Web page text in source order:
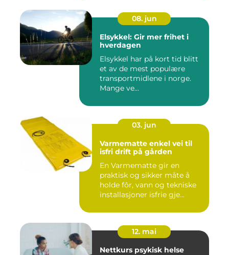
08. jun
Elsykkel: Gir mer frihet i
hverdagen
Elsykkel har på kort tid blitt
et av de mest populære
transportmidlene i norge.
Mange ve...
03. jun
Varmematte enkel vei til
isfri drift på gården
En Varmematte gir en
praktisk og sikker måte å
holde fôr, vann og tekniske
installasjoner isfrie gje...
12. mai
Nettkurs psykisk helse